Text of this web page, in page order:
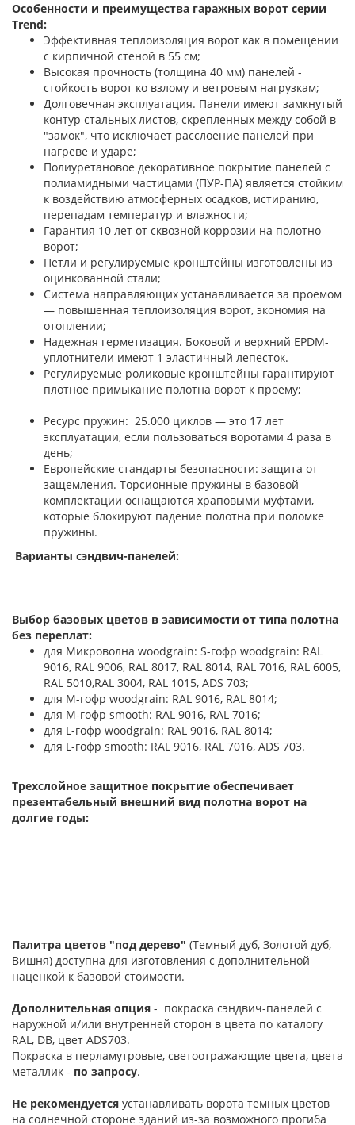
Особенности и преимущества гаражных ворот серии
Trend:
Эффективная теплоизоляция ворот как в помещении
с кирпичной стеной в 55 см;
Высокая прочность (толщина 40 мм) панелей -
стойкость ворот ко взлому и ветровым нагрузкам;
Долговечная эксплуатация. Панели имеют замкнутый
контур стальных листов, скрепленных между собой в
"замок", что исключает расслоение панелей при
нагреве и ударе;
Полиуретановое декоративное покрытие панелей с
полиамидными частицами (ПУР-ПА) является стойким
к воздействию атмосферных осадков, истиранию,
перепадам температур и влажности;
Гарантия 10 лет от сквозной коррозии на полотно
ворот;
Петли и регулируемые кронштейны изготовлены из
оцинкованной стали;
Система направляющих устанавливается за проемом
— повышенная теплоизоляция ворот, экономия на
отоплении;
Надежная герметизация. Боковой и верхний EPDM-
уплотнители имеют 1 эластичный лепесток.
Регулируемые роликовые кронштейны гарантируют
плотное примыкание полотна ворот к проему;
Ресурс пружин: 25.000 циклов — это 17 лет
эксплуатации, если пользоваться воротами 4 раза в
день;
Европейские стандарты безопасности: защита от
защемления. Торсионные пружины в базовой
комплектации оснащаются храповыми муфтами,
которые блокируют падение полотна при поломке
пружины.
Варианты сэндвич-панелей:
Выбор базовых цветов в зависимости от типа полотна
без переплат:
для Микроволна woodgrain: S-гофр woodgrain: RAL
9016, RAL 9006, RAL 8017, RAL 8014, RAL 7016, RAL 6005,
RAL 5010,RAL 3004, RAL 1015, ADS 703;
для М-гофр woodgrain: RAL 9016, RAL 8014;
для М-гофр smooth: RAL 9016, RAL 7016;
для L-гофр woodgrain: RAL 9016, RAL 8014;
для L-гофр smooth: RAL 9016, RAL 7016, ADS 703.
Трехслойное защитное покрытие обеспечивает
презентабельный внешний вид полотна ворот на
долгие годы:
Палитра цветов "под дерево" (Темный дуб, Золотой дуб,
Вишня) доступна для изготовления с дополнительной
наценкой к базовой стоимости.
Дополнительная опция - покраска сэндвич-панелей с
наружной и/или внутренней сторон в цвета по каталогу
RAL, DB, цвет ADS703.
Покраска в перламутровые, светоотражающие цвета, цвета
металлик - по запросу.
Не рекомендуется устанавливать ворота темных цветов
на солнечной стороне зданий из-за возможного прогиба